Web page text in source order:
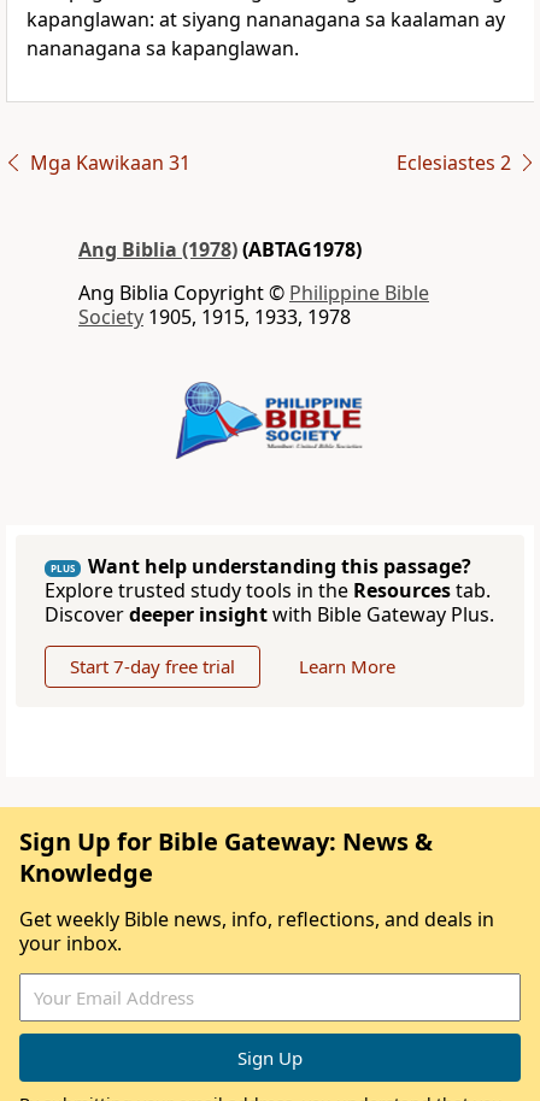
kapanglawan: at siyang nananagana sa kaalaman ay
nananagana sa kapanglawan.
Mga Kawikaan 31 Eclesiastes 2
Ang Biblia (1978)(ABTAG1978)
Ang Biblia Copyright © Philippine Bible
Society 1905, 1915, 1933, 1978
PLUS
Want help understanding this passage?
Explore trusted study tools in the Resourcestab.
Discoverdeeper insightwith Bible Gateway Plus.
Start 7-day free trial Learn More
Sign Up for Bible Gateway: News &
Knowledge
Get weekly Bible news, info, reflections, and deals in
your inbox.